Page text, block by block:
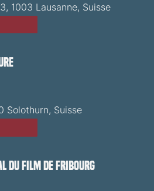
1003 Lausanne, Suisse
Solothurn, Suisse
du Film de Fribourg